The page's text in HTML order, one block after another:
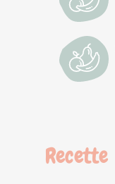
Recette